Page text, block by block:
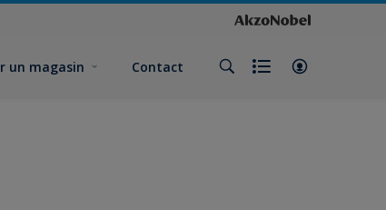
un magasin Contact